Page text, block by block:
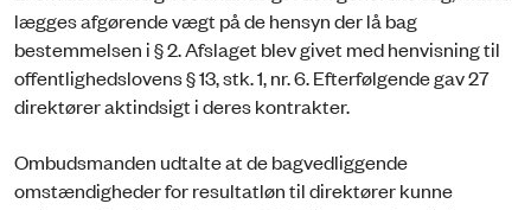
lægges afgørende vægt på de hensyn der lå bag
bestemmelsen i § 2. Afslaget blev givet med henvisning til
offentlighedslovens § 13, stk. 1, nr. 6. Efterfølgende gav 27
direktører aktindsigt i deres kontrakter.
Ombudsmanden udtalte at de bagvedliggende
omstændigheder for resultatløn til direktører kunne